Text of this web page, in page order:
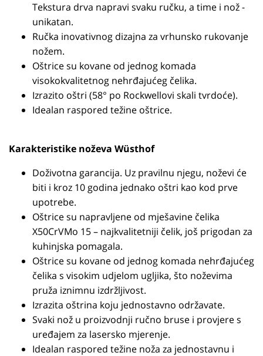
Tekstura drva napravi svaku ručku, a time i nož -
unikatan.
Ručka inovativnog dizajna za vrhunsko rukovanje
nožem.
Oštrice su kovane od jednog komada
visokokvalitetnog nehrđajućeg čelika.
Izrazito oštri (58° po Rockwellovi skali tvrdoće).
Idealan raspored težine oštrice.
Karakteristike noževa Wüsthof
Doživotna garancija. Uz pravilnu njegu, noževi će
biti i kroz 10 godina jednako oštri kao kod prve
upotrebe.
Oštrice su napravljene od mješavine čelika
X50CrVMo 15 – najkvalitetniji čelik, još prigodan za
kuhinjska pomagala.
Oštrice su kovane od jednog komada nehrđajućeg
čelika s visokim udjelom ugljika, što noževima
pruža iznimnu izdržljivost.
Izrazita oštrina koju jednostavno održavate.
Svaki nož u proizvodnji ručno bruse i provjere s
uređajem za lasersko mjerenje.
Idealan raspored težine noža za jednostavnu i